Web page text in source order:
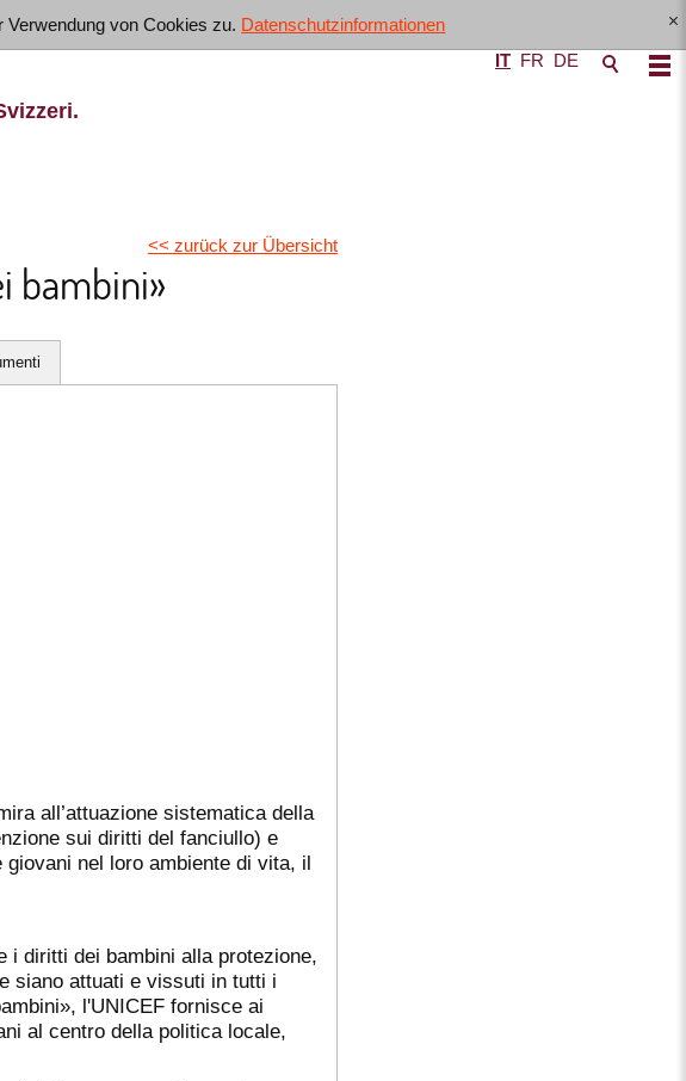
von Cookies zu. Datenschutzinformationen
[x]
IT FR DE
<< zurück zur Übersicht
bambini»
all’attuazione sistematica della
sui diritti del fanciullo) e
nel loro ambiente di vita, il
i diritti dei bambini alla protezione,
siano attuati e vissuti in tutti i
l'UNICEF fornisce ai
al centro della politica locale,